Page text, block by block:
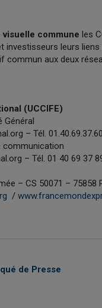
visuelle commune les
leurs
aux deux
(UCCIFE)
Général
– Tél. 01.40.69.37.60
communication
– Tél. 01 40 69 37
– CS 50071 – 75858
/
de Presse